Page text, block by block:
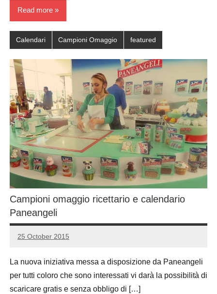
Read more
Calendari Campioni Omaggio featured
Campioni omaggio ricettario e calendario
Paneangeli
25 October 2015
Luca
1
La nuova iniziativa messa a disposizione da Paneangeli
per tutti coloro che sono interessati vi darà la possibilità di
scaricare gratis e senza obbligo di […]